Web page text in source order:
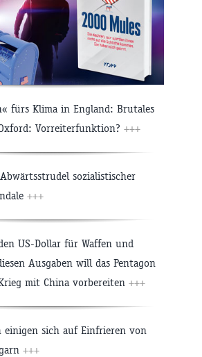
fürs Klima in England: Brutales
Vorreiterfunktion? +++
sozialistischer
+++
US-Dollar für Waffen und
Ausgaben will das Pentagon
mit China vorbereiten +++
einigen sich auf Einfrieren von
+++